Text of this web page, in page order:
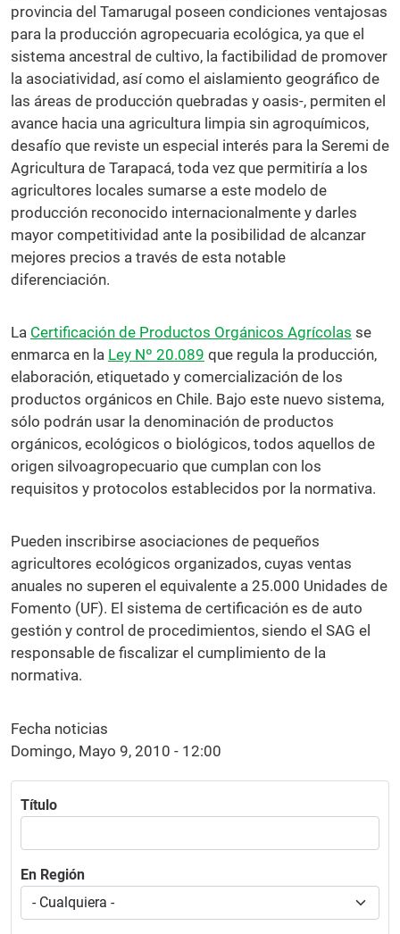
provincia del Tamarugal poseen condiciones ventajosas
para la producción agropecuaria ecológica, ya que el
sistema ancestral de cultivo, la factibilidad de promover
la asociatividad, así como el aislamiento geográfico de
las áreas de producción quebradas y oasis-, permiten el
avance hacia una agricultura limpia sin agroquímicos,
desafío que reviste un especial interés para la Seremi de
Agricultura de Tarapacá, toda vez que permitiría a los
agricultores locales sumarse a este modelo de
producción reconocido internacionalmente y darles
mayor competitividad ante la posibilidad de alcanzar
mejores precios a través de esta notable
diferenciación.
La Certificación de Productos Orgánicos Agrícolas se
enmarca en la Ley Nº 20.089 que regula la producción,
elaboración, etiquetado y comercialización de los
productos orgánicos en Chile. Bajo este nuevo sistema,
sólo podrán usar la denominación de productos
orgánicos, ecológicos o biológicos, todos aquellos de
origen silvoagropecuario que cumplan con los
requisitos y protocolos establecidos por la normativa.
Pueden inscribirse asociaciones de pequeños
agricultores ecológicos organizados, cuyas ventas
anuales no superen el equivalente a 25.000 Unidades de
Fomento (UF). El sistema de certificación es de auto
gestión y control de procedimientos, siendo el SAG el
responsable de fiscalizar el cumplimiento de la
normativa.
Fecha noticias
Domingo, Mayo 9, 2010 - 12:00
Título
En Región